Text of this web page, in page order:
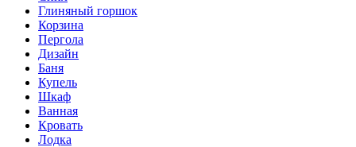
Глиняный горшок
Корзина
Пергола
Дизайн
Баня
Купель
Шкаф
Ванная
Кровать
Лодка